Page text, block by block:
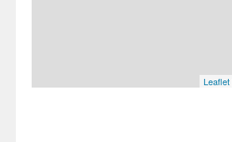
Leaflet